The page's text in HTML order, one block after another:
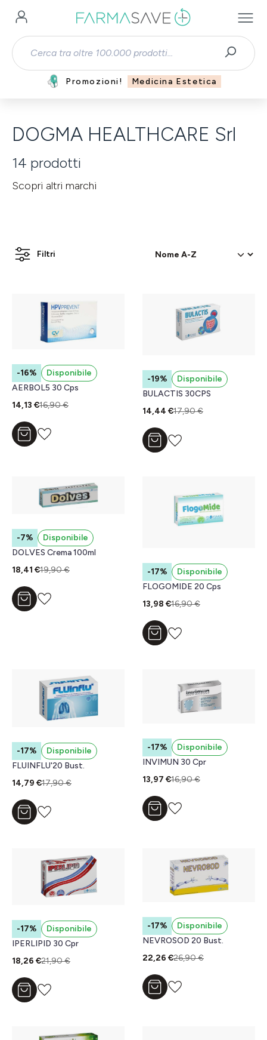
Passa al contenuto principale
Promozioni! Medicina Estetica
DOGMA HEALTHCARE Srl
14 prodotti
Scopri altri marchi
Filtri
-16%
Disponibile
AERBOL5 30 Cps
14,13 €16,90 €
Aggiungi al carrello
-19%
Disponibile
BULACTIS 30CPS
14,44 €17,90 €
Aggiungi al carrello
-7%
Disponibile
DOLVES Crema 100ml
18,41 €19,90 €
Aggiungi al carrello
-17%
Disponibile
FLOGOMIDE 20 Cps
13,98 €16,90 €
Aggiungi al carrello
-17%
Disponibile
FLUINFLU'20 Bust.
14,79 €17,90 €
Aggiungi al carrello
-17%
Disponibile
INVIMUN 30 Cpr
13,97 €16,90 €
Aggiungi al carrello
-17%
Disponibile
IPERLIPID 30 Cpr
18,26 €21,90 €
Aggiungi al carrello
-17%
Disponibile
NEVROSOD 20 Bust.
22,26 €26,90 €
Aggiungi al carrello